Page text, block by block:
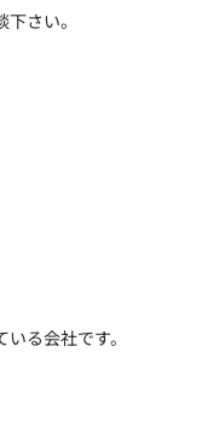
さい。
る会社です。